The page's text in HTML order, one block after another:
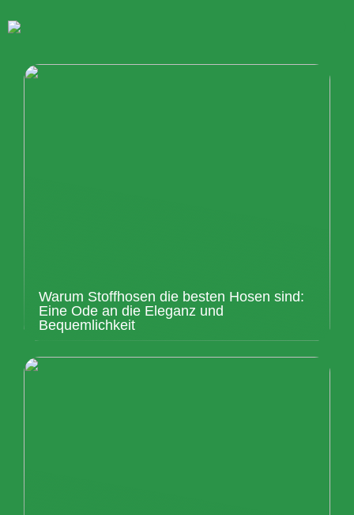
Warum Stoffhosen die besten Hosen sind:
Eine Ode an die Eleganz und
Bequemlichkeit